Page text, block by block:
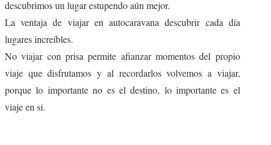
ESCAPADAS
MISCELÁNEA
#ARVI
AMIGOS
descubrimos un lugar estupendo aún mejor.
La ventaja de viajar en autocaravana descubrir cada día
lugares increíbles.
No viajar con prisa permite afianzar momentos del propio
viaje que disfrutamos y al recordarlos volvemos a viajar,
porque lo importante no es el destino, lo importante es el
viaje en si.